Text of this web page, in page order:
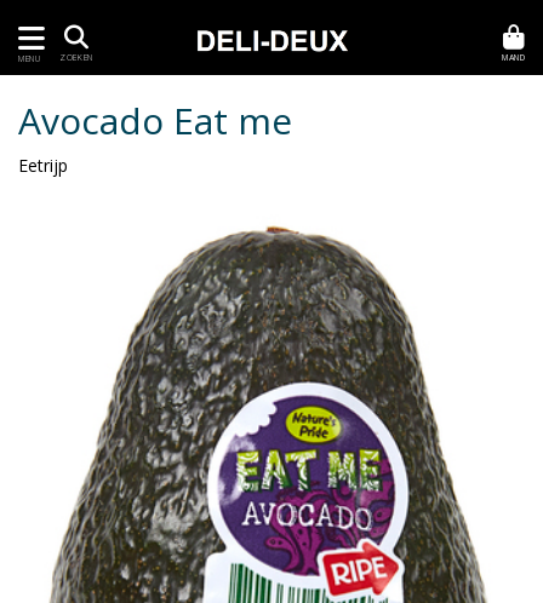
MENU ZOEKEN MAND
Avocado Eat me
Eetrijp